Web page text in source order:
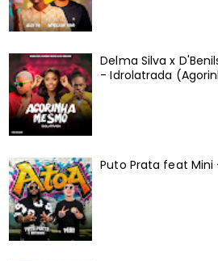
Delma Silva x
- Idrolatrada
Puto Prata feat